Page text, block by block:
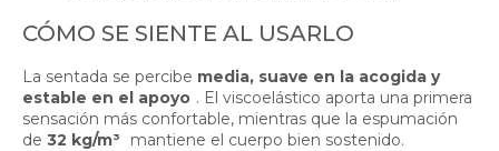
CÓMO SE SIENTE AL USARLO
La sentada se percibe media, suave en la acogida y
estable en el apoyo . El viscoelástico aporta una primera
sensación más confortable, mientras que la espumación
de 32 kg/m³ mantiene el cuerpo bien sostenido.